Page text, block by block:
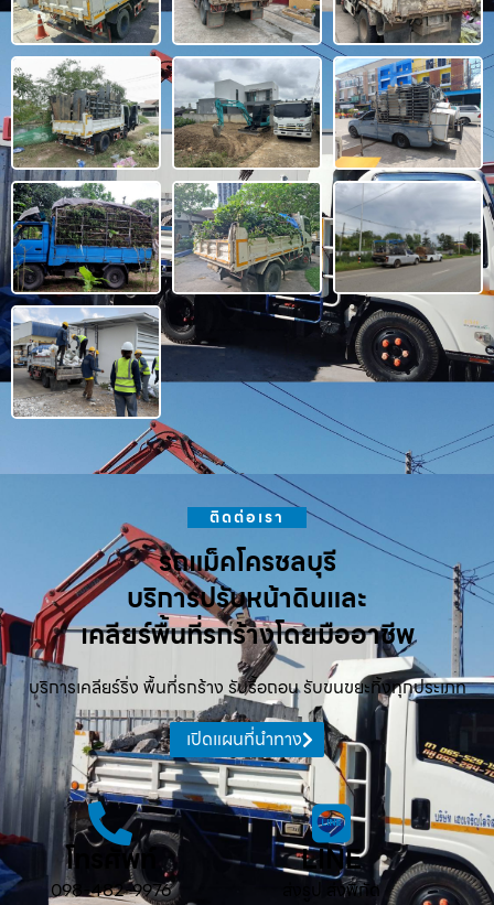
ติดต่อเรา
รถแม็คโครชลบุรี
บริการปรับหน้าดินและ
เคลียร์พื้นที่รกร้างโดยมืออาชีพ
บริการเคลียร์ริ่ง พื้นที่รกร้าง รับรื้อถอน รับขนขยะทิ้งทุกประเภท
เปิดแผนที่นำทาง
โทรศัพท์
098-482-9976
LINE
ส่งรูป ส่งพิกัด